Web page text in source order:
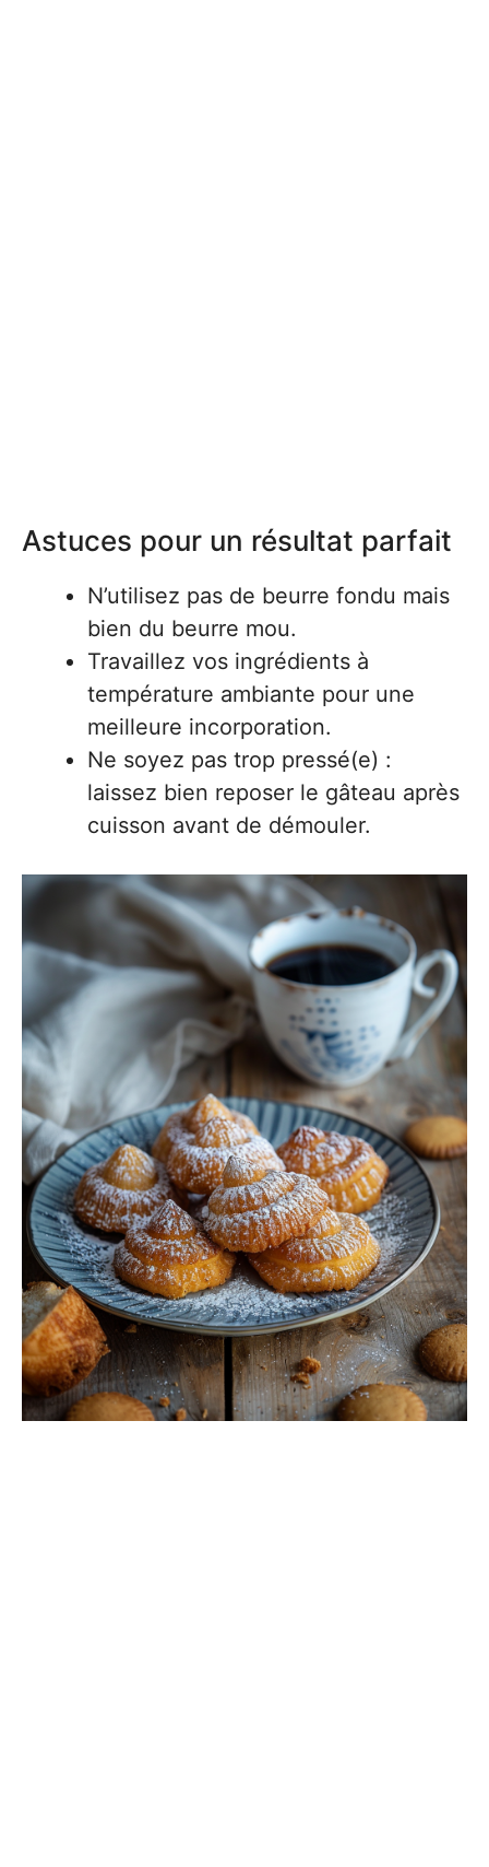
Astuces pour un résultat parfait
N’utilisez pas de beurre fondu mais
bien du beurre mou.
Travaillez vos ingrédients à
température ambiante pour une
meilleure incorporation.
Ne soyez pas trop pressé(e) :
laissez bien reposer le gâteau après
cuisson avant de démouler.